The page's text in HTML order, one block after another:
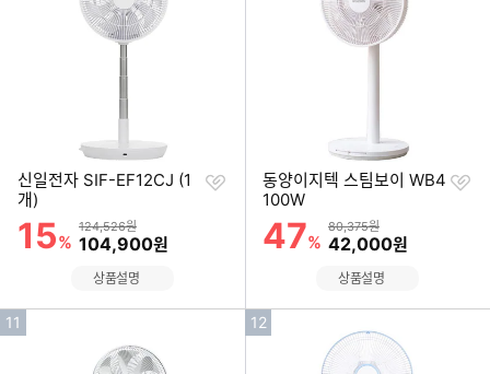
신일전자 SIF-EF12CJ (1
개)
할인률
15%
상품금액
124,526원
할인금액
104,900원
찜
상품설명
동양이지텍 스팀보이 WB4
100W
할인률
47%
상품금액
80,375원
할인금액
42,000원
찜
상품설명
인
11
인
12